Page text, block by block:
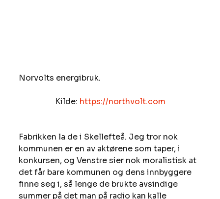
Norvolts energibruk.
Kilde: https://northvolt.com
Fabrikken la de i Skellefteå. Jeg tror nok
kommunen er en av aktørene som taper, i
konkursen, og Venstre sier nok moralistisk at
det får bare kommunen og dens innbyggere
finne seg i, så lenge de brukte avsindige
summer på det man på radio kan kalle